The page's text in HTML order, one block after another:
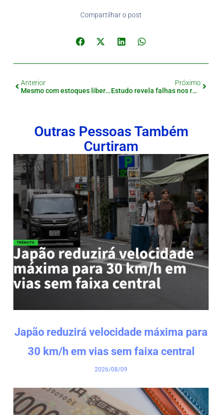
Compartilhar o post
Anterior
Mesmo com estoques liberados, arroz continua caro no Japão — E agora?
Próximo
Estudo revela falhas nos registros de estrangeiros e impacto no seguro de saúde no Japão
Outras Pessoas Também
Curtiram
Japão reduzirá velocidade máxima para
30 km/h em vias sem faixa central
2026/08/09